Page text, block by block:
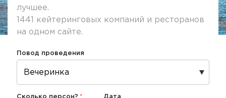
лучшее.
1441 кейтеринговых компаний и ресторанов
на одном сайте.
Повод проведения
Сколько персон? Дата